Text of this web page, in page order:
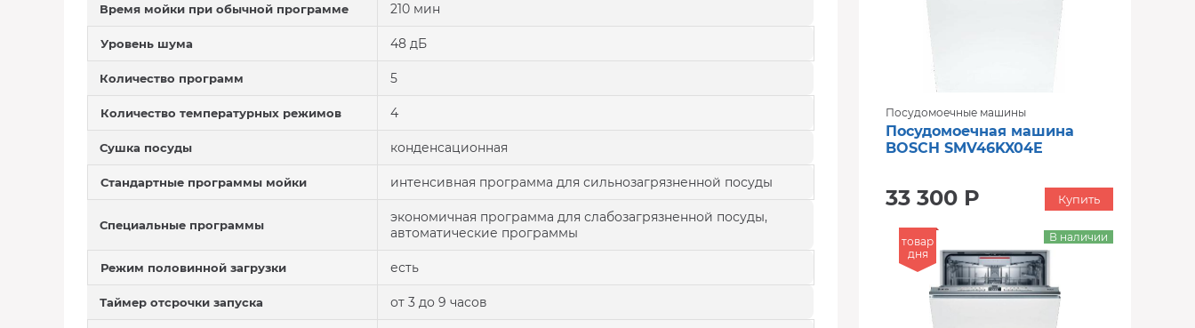
Время мойки при обычной программе 210 мин
Уровень шума 48 дБ
Количество программ 5
Количество температурных режимов 4
Сушка посуды конденсационная
Стандартные программы мойки интенсивная программа для сильнозагрязненной посуды
Специальные программы
экономичная программа для слабозагрязненной посуды,
автоматические программы
Режим половинной загрузки есть
Таймер отсрочки запуска от 3 до 9 часов
Посудомоечные машины
Посудомоечная машина
BOSCH SMV46KX04E
33 300 Р Купить
товар
дня
В наличии